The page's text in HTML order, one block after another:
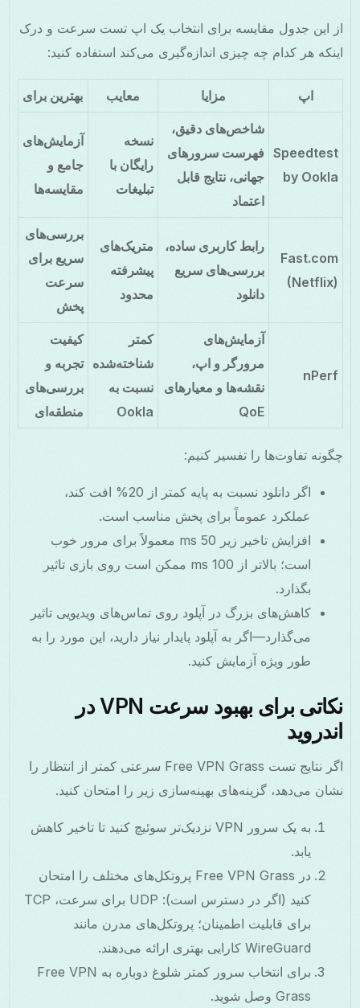
از این جدول مقایسه برای انتخاب یک اپ تست سرعت و درک
اینکه هر کدام چه چیزی اندازه‌گیری می‌کند استفاده کنید:
اپ مزایا معایب بهترین برای
Speedtest
by Ookla
شاخص‌های دقیق،
فهرست سرورهای
جهانی، نتایج قابل
اعتماد
نسخه
رایگان با
تبلیغات
آزمایش‌های
جامع و
مقایسه‌ها
Fast.com
(Netflix)
رابط کاربری ساده،
بررسی‌های سریع
دانلود
متریک‌های
پیشرفته
محدود
بررسی‌های
سریع برای
سرعت
پخش
nPerf
آزمایش‌های
مرورگر و اپ،
نقشه‌ها و معیارهای
QoE
کمتر
شناخته‌شده
نسبت به
Ookla
کیفیت
تجربه و
بررسی‌های
منطقه‌ای
چگونه تفاوت‌ها را تفسیر کنیم:
اگر دانلود نسبت به پایه کمتر از 20% افت کند،
عملکرد عموماً برای پخش مناسب است.
افزایش تاخیر زیر 50 ms معمولاً برای مرور خوب
است؛ بالاتر از 100 ms ممکن است روی بازی تاثیر
بگذارد.
کاهش‌های بزرگ در آپلود روی تماس‌های ویدیویی تاثیر
می‌گذارد—اگر به آپلود پایدار نیاز دارید، این مورد را به
طور ویژه آزمایش کنید.
نکاتی برای بهبود سرعت VPN در
اندروید
اگر نتایج تست Free VPN Grass سرعتی کمتر از انتظار را
نشان می‌دهد، گزینه‌های بهینه‌سازی زیر را امتحان کنید.
به یک سرور VPN نزدیک‌تر سوئیچ کنید تا تاخیر کاهش
یابد.
در Free VPN Grass پروتکل‌های مختلف را امتحان
کنید (اگر در دسترس است): UDP برای سرعت، TCP
برای قابلیت اطمینان؛ پروتکل‌های مدرن مانند
WireGuard کارایی بهتری ارائه می‌دهند.
برای انتخاب سرور کمتر شلوغ دوباره به Free VPN
Grass وصل شوید.